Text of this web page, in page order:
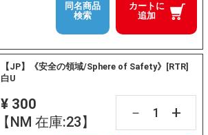
カートに
追加
同名商品
検索
【JP】《安全の領域/Sphere of Safety》[RTR]
白U
¥ 300
【NM 在庫:23】
－ +